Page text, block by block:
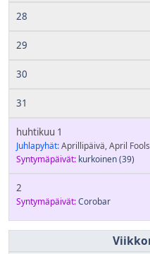
28
29
30
31
huhtikuu 1
Juhlapyhät:Aprillipäivä, April Fools
Syntymäpäivät: kurkoinen(39)
2
Syntymäpäivät:Corobar